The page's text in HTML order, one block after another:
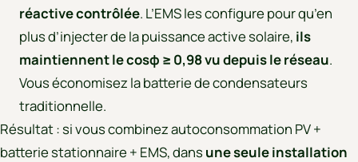
réactive contrôlée. L’EMS les configure pour qu’en
plus d’injecter de la puissance active solaire, ils
maintiennent le cosφ ≥ 0,98 vu depuis le réseau.
Vous économisez la batterie de condensateurs
traditionnelle.
Résultat : si vous combinez autoconsommation PV +
batterie stationnaire + EMS, dans une seule installation